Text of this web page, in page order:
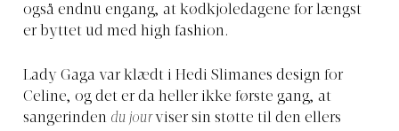
også endnu engang, at kødkjoledagene for længst
er byttet ud med high fashion.
Lady Gaga var klædt i Hedi Slimanes design for
Celine, og det er da heller ikke første gang, at
sangerinden du jourviser sin støtte til den ellers